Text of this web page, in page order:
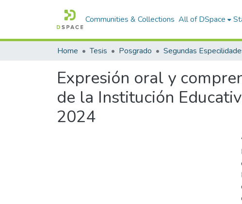
Communities & Collections All of DSpace
Home Tesis Posgrado Segundas
Expresión oral y
de la Institución
2024